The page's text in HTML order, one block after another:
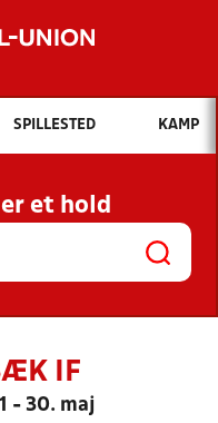
Hvad vil du søge efter?
OG NYHEDER
KLUBBER OG
SPILLESTED KAMP
et hold
IF
- 30. maj